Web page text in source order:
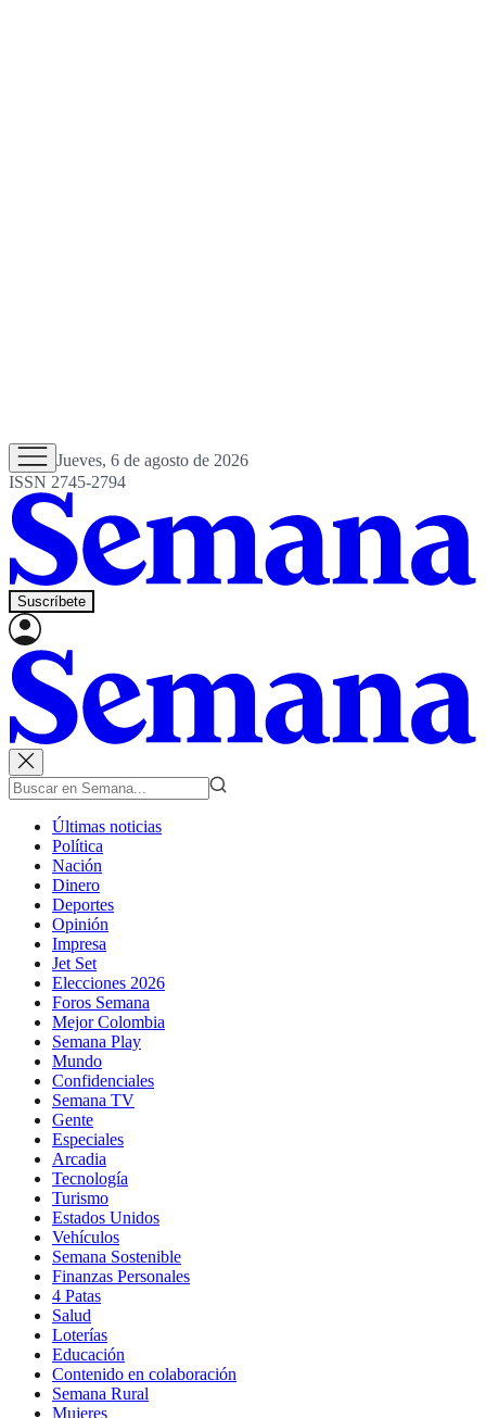
Jueves, 6 de agosto de 2026
ISSN 2745-2794
Suscríbete
Últimas noticias
Política
Nación
Dinero
Deportes
Opinión
Impresa
Jet Set
Elecciones 2026
Foros Semana
Mejor Colombia
Semana Play
Mundo
Confidenciales
Semana TV
Gente
Especiales
Arcadia
Tecnología
Turismo
Estados Unidos
Vehículos
Semana Sostenible
Finanzas Personales
4 Patas
Salud
Loterías
Educación
Contenido en colaboración
Semana Rural
Mujeres